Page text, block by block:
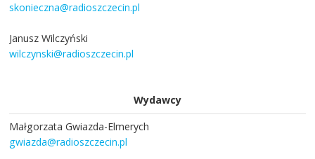
skonieczna@radioszczecin.pl
Janusz Wilczyński
wilczynski@radioszczecin.pl
Wydawcy
Małgorzata Gwiazda-Elmerych
gwiazda@radioszczecin.pl